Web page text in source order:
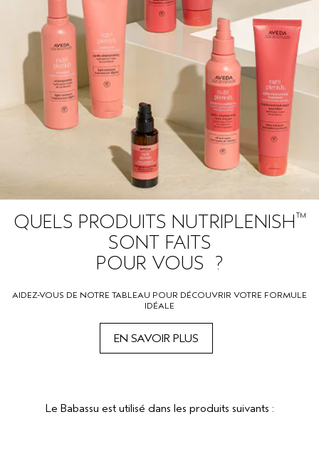
QUELS PRODUITS NUTRIPLENISH ™
SONT FAITS
POUR VOUS ?
AIDEZ-VOUS DE NOTRE TABLEAU POUR DÉCOUVRIR VOTRE FORMULE
IDÉALE
EN SAVOIR PLUS
Le Babassu est utilisé dans les produits suivants :